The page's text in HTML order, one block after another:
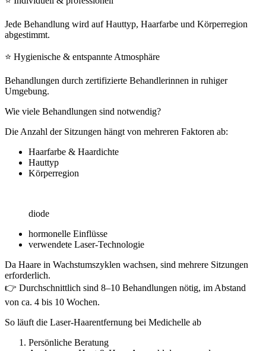
Jede Behandlung wird auf Hauttyp, Haarfarbe und Körperregion
abgestimmt.
⭐ Hygienische & entspannte Atmosphäre
Behandlungen durch zertifizierte Behandlerinnen in ruhiger
Umgebung.
Wie viele Behandlungen sind notwendig?
Die Anzahl der Sitzungen hängt von mehreren Faktoren ab:
Haarfarbe & Haardichte
Hauttyp
Körperregion
diode
hormonelle Einflüsse
verwendete Laser-Technologie
Da Haare in Wachstumszyklen wachsen, sind mehrere Sitzungen
erforderlich.
👉 Durchschnittlich sind 8–10 Behandlungen nötig, im Abstand
von ca. 4 bis 10 Wochen.
So läuft die Laser-Haarentfernung bei Medichelle ab
Persönliche Beratung